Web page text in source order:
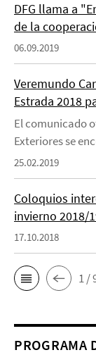
DFG llama a
de la
06.09.2019
Veremundo
Estrada 2018
El comunicado
Exteriores se
25.02.2019
Coloquios
invierno 2018/
17.10.2018
1 /
PROGRAMA